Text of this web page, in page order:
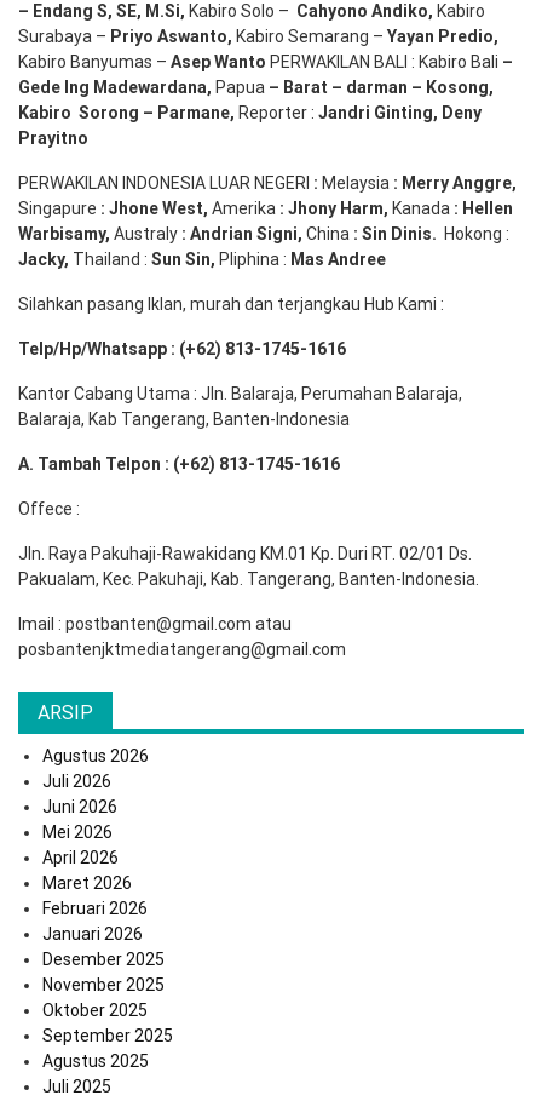
– Endang S, SE, M.Si, Kabiro Solo – Cahyono Andiko, Kabiro
Surabaya – Priyo Aswanto, Kabiro Semarang – Yayan Predio,
Kabiro Banyumas – AsepWanto PERWAKILAN BALI : Kabiro Bali –
Gede Ing Madewardana, Papua – Barat – darman – Kosong,
Kabiro Sorong – Parmane, Reporter : Jandri Ginting, Deny
Prayitno
PERWAKILAN INDONESIA LUAR NEGERI : Melaysia : MerryAnggre,
Singapure : JhoneWest, Amerika : Jhony Harm, Kanada : Hellen
Warbisamy, Australy : Andrian Signi, China : Sin Dinis. Hokong :
Jacky, Thailand : Sun Sin, Pliphina : Mas Andree
Silahkan pasang Iklan, murah dan terjangkau Hub Kami :
Telp/Hp/Whatsapp : (+62) 813-1745-1616
Kantor Cabang Utama : Jln. Balaraja, Perumahan Balaraja,
Balaraja, Kab Tangerang, Banten-Indonesia
A. Tambah Telpon : (+62) 813-1745-1616
Offece :
Jln. Raya Pakuhaji-Rawakidang KM.01 Kp. Duri RT. 02/01 Ds.
Pakualam, Kec. Pakuhaji, Kab. Tangerang, Banten-Indonesia.
Imail : postbanten@gmail.com atau
posbantenjktmediatangerang@gmail.com
ARSIP
Agustus 2026
Juli 2026
Juni 2026
Mei 2026
April 2026
Maret 2026
Februari 2026
Januari 2026
Desember 2025
November 2025
Oktober 2025
September 2025
Agustus 2025
Juli 2025